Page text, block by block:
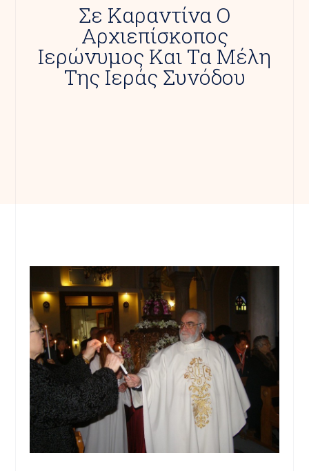
Σε Καραντίνα Ο
Αρχιεπίσκοπος
Ιερώνυμος Και Τα Μέλη
Της Ιεράς Συνόδου